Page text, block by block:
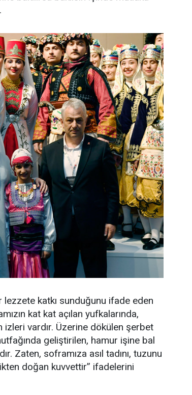
katkı sunduğunu ifade eden
kat kat açılan yufkalarında,
izleri vardır. Üzerine dökülen şerbet
geliştirilen, hamur işine bal
Zaten, soframıza asıl tadını, tuzunu
doğan kuvvettir” ifadelerini